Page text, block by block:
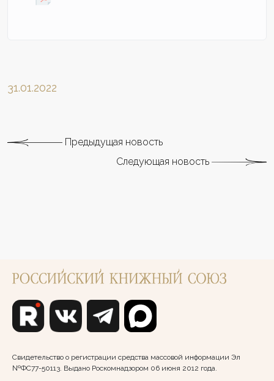
31.01.2022
Предыдущая новость
Следующая новость
Свидетельство о регистрации средства массовой информации Эл
№ФС77-50113. Выдано Роскомнадзором 06 июня 2012 года.